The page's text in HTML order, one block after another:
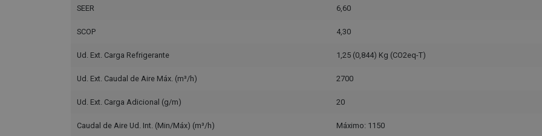
SEER 6,60
SCOP 4,30
Ud. Ext. Carga Refrigerante 1,25 (0,844) Kg (CO2eq-T)
Ud. Ext. Caudal de Aire Máx. (m³/h) 2700
Ud. Ext. Carga Adicional (g/m) 20
Caudal de Aire Ud. Int. (Min/Máx) (m³/h) Máximo: 1150